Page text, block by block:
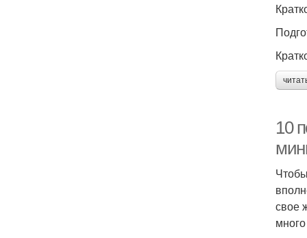
10
свое